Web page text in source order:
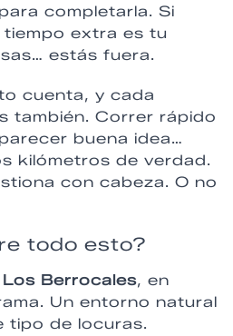
completarla. Si
extra es tu
estás fuera.
cuenta, y cada
también. Correr rápido
buena idea…
kilómetros de verdad.
con cabeza. O no
todo esto?
Berrocales, en
Un entorno natural
tipo de locuras.